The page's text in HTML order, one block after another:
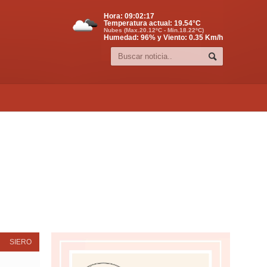
Hora: 09:02:18
Temperatura actual: 19.54°C
Nubes (Max.20.12ºC - Min.18.22ºC)
Humedad: 96% y Viento: 0.35 Km/h
SIERO